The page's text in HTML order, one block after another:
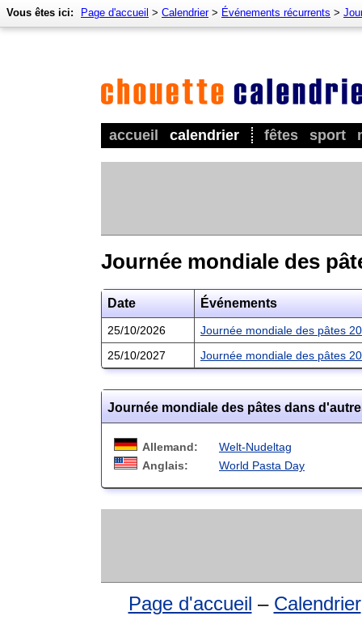
accueil calendrier fêtes sport
Vous êtes ici: Page d'accueil > Calendrier> Événements récurrents >
Journée mondiale des
Date Événements
25/10/2026
Journée mondiale des pâtes
25/10/2027
Journée mondiale des pâtes
Journée mondiale des pâtes dans
Allemand:
Welt-Nudeltag
Anglais:
World Pasta Day
Page d'accueil – Calendrier